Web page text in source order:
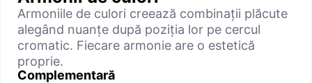
Armoniile de culori creează combinații plăcute
alegând nuanțe după poziția lor pe cercul
cromatic. Fiecare armonie are o estetică
proprie.
Complementară